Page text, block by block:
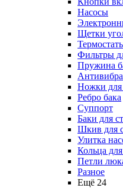
Насосы
Щетки
Фильтры
Пружина
Ножки
Ребро бака
Суппорт
Баки для
Шкив для
Улитка
Кольца
Петли
Разное
Ещё 24